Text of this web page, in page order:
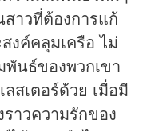
าวที่ต้องการแก้
งค์คลุมเครือ ไม่
นธ์ของพวกเขา
สเตอร์ด้วย เมื่อมี
าวความรักของ